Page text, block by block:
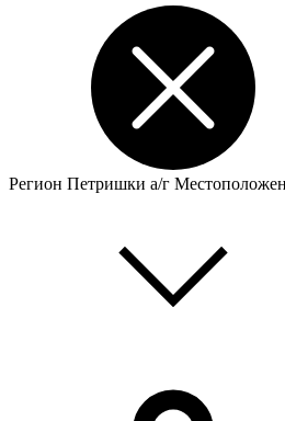
Регион Петришки а/г